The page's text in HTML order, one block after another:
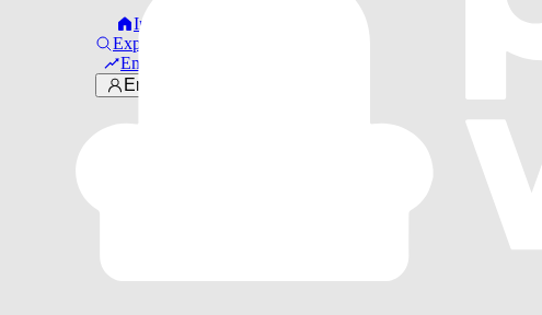
Início
Explorar
Em alta
Entrar